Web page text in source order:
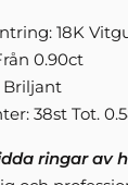
18K
0.90ct
Briljant
38st Tot.
ringar av